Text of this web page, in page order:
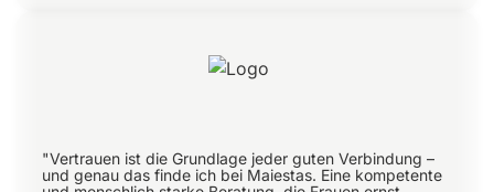
"Vertrauen ist die Grundlage jeder guten Verbindung –
und genau das finde ich bei Maiestas. Eine kompetente